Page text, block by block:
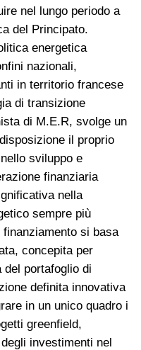
nel lungo periodo a
del Principato.
energetica
nazionali,
in territorio francese
di transizione
di M.E.R, svolge un
il proprio
sviluppo e
finanziaria
nella
sempre più
si basa
concepita per
portafoglio di
definita innovativa
in un unico quadro i
greenfield,
investimenti nel